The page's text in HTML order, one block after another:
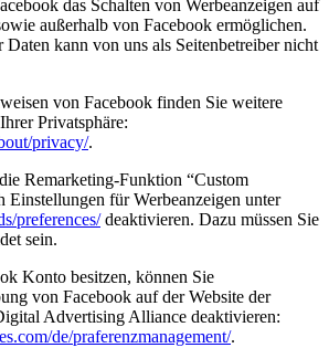
das Schalten von Werbeanzeigen auf
außerhalb von Facebook ermöglichen.
kann von uns als Seitenbetreiber nicht
von Facebook finden Sie weitere
Privatsphäre:
privacy/.
Remarketing-Funktion “Custom
Einstellungen für Werbeanzeigen unter
preferences/deaktivieren. Dazu müssen Sie
sein.
Konto besitzen, können Sie
von Facebook auf der Website der
Advertising Alliance deaktivieren:
de/praferenzmanagement/.